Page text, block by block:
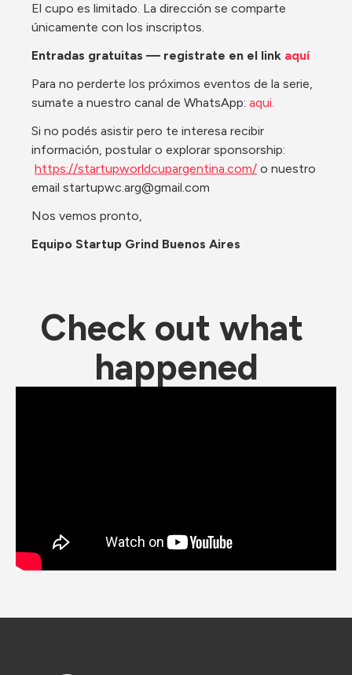
El cupo es limitado. La dirección se comparte
únicamente con los inscriptos.
Entradas gratuitas — registrate en el link aquí
Para no perderte los próximos eventos de la serie,
sumate a nuestro canal de WhatsApp: aqui.
Si no podés asistir pero te interesa recibir
información, postular o explorar sponsorship:
https://startupworldcupargentina.com/ o nuestro
email startupwc.arg@gmail.com
Nos vemos pronto,
Equipo Startup Grind Buenos Aires
Check out what
happened